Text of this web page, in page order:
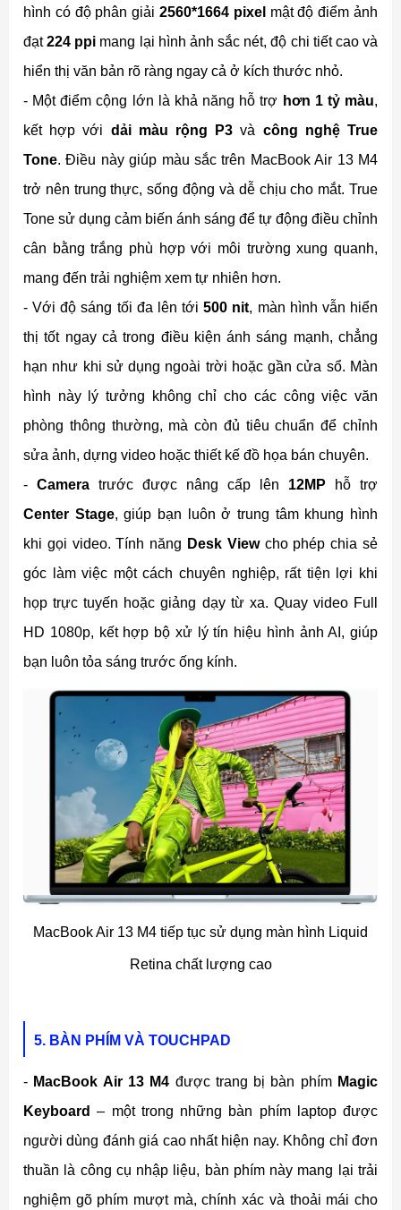
hình có độ phân giải 2560*1664 pixel mật độ điểm ảnh
đạt224 ppi mang lại hình ảnh sắc nét, độ chi tiết cao và
hiển thị văn bản rõ ràng ngay cả ở kích thước nhỏ.
- Một điểm cộng lớn là khả năng hỗ trợ hơn 1 tỷ màu,
kết hợp với dải màu rộng P3 và công nghệ True
Tone. Điều này giúp màu sắc trên MacBook Air 13 M4
trở nên trung thực, sống động và dễ chịu cho mắt. True
Tone sử dụng cảm biến ánh sáng để tự động điều chỉnh
cân bằng trắng phù hợp với môi trường xung quanh,
mang đến trải nghiệm xem tự nhiên hơn.
- Với độ sáng tối đa lên tới 500 nit, màn hình vẫn hiển
thị tốt ngay cả trong điều kiện ánh sáng mạnh, chẳng
hạn như khi sử dụng ngoài trời hoặc gần cửa sổ. Màn
hình này lý tưởng không chỉ cho các công việc văn
phòng thông thường, mà còn đủ tiêu chuẩn để chỉnh
sửa ảnh, dựng video hoặc thiết kế đồ họa bán chuyên.
- Camera trước được nâng cấp lên 12MP hỗ trợ
Center Stage, giúp bạn luôn ở trung tâm khung hình
khi gọi video. Tính năng Desk Viewcho phép chia sẻ
góc làm việc một cách chuyên nghiệp, rất tiện lợi khi
họp trực tuyến hoặc giảng dạy từ xa. Quay video Full
HD 1080p, kết hợp bộ xử lý tín hiệu hình ảnh AI, giúp
bạn luôn tỏa sáng trước ống kính.
MacBook Air 13 M4 tiếp tục sử dụng màn hình Liquid
Retina chất lượng cao
5. BÀN PHÍM VÀ TOUCHPAD
- MacBook Air 13 M4 được trang bị bàn phímMagic
Keyboard – một trong những bàn phím laptop được
người dùng đánh giá cao nhất hiện nay. Không chỉ đơn
thuần là công cụ nhập liệu, bàn phím này mang lại trải
nghiệm gõ phím mượt mà, chính xác và thoải mái cho